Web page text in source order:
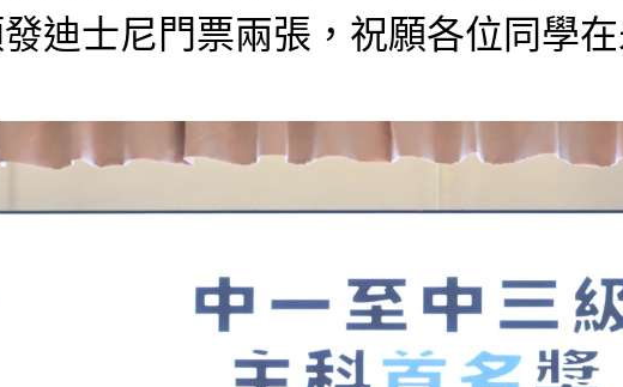
迪士尼門票兩張，祝願各位同學